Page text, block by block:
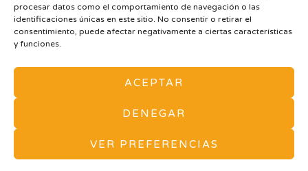
procesar datos como el comportamiento de navegación o las
identificaciones únicas en este sitio. No consentir o retirar el
consentimiento, puede afectar negativamente a ciertas características
y funciones.
ACEPTAR
DENEGAR
VER PREFERENCIAS
AVISO LEGAL Y POLÍTICA DE PRIVACIDAD
ARMARIOS A MEDIDA
MAPA DE SITIO
Tu tienda de Muebles y Decoración en Vitoria. -
Vivarea Nogaroa © Todos los derechos reservados. -
Diseño Web Zaragoza Balboa Media